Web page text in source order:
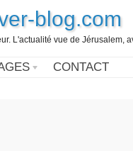
blog.com
L'actualité vue de Jérusalem,
CONTACT